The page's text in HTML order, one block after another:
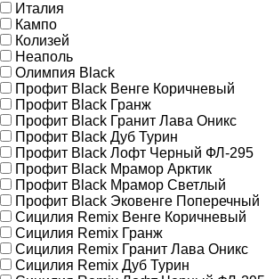
Италия
Кампо
Колизей
Неаполь
Олимпия Black
Профит Black Венге Коричневый
Профит Black Гранж
Профит Black Гранит Лава Оникс
Профит Black Дуб Турин
Профит Black Лофт Черный ФЛ-295
Профит Black Мрамор Арктик
Профит Black Мрамор Светлый
Профит Black Эковенге Поперечный
Сицилия Remix Венге Коричневый
Сицилия Remix Гранж
Сицилия Remix Гранит Лава Оникс
Сицилия Remix Дуб Турин